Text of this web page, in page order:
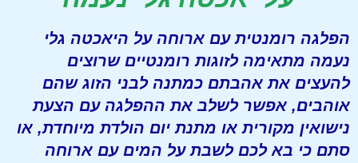
הפלגה רומנטית עם ארוחה על היאכטה גלי
נעמה מתאימה לזוגות רומנטיים שרוצים
להעצים את אהבתם כמתנה לבני הזוג שהם
אוהבים, אפשר לשלב את ההפלגה עם הצעת
נישואין מקורית או מתנת יום הולדת מיוחדת, או
סתם כי בא לכם לשבת על המים עם ארוחה